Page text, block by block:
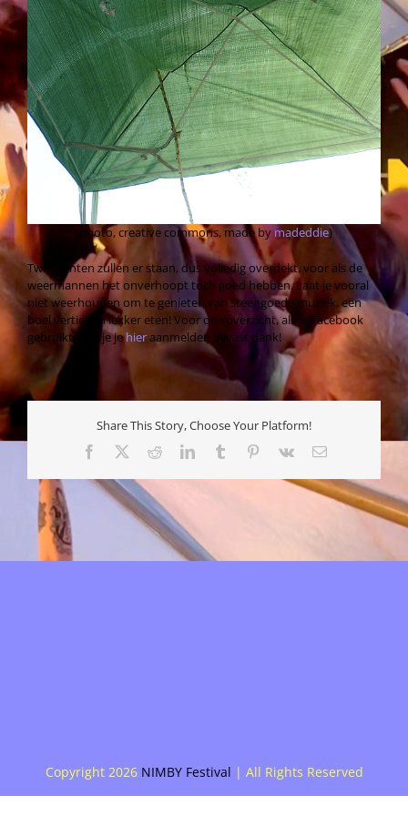
(photo, creative commons, made bymadeddie)
Twee tenten zullen er staan, dus volledig overdekt, voor als de
weermannen het onverhoopt toch goed hebben. Laat je vooral
niet weerhouden om te genieten van steengoede muziek, een
boel vertier en lekker eten! Voor ons overzicht, als je Facebook
gebruikt, kun je jehieraanmelden. Alvast dank!
Share This Story, Choose Your Platform!
Facebook RedditLinkedInTumblr Pinterest
Vk
E-
Copyright 2026 NIMBY Festival | All Rights Reserved